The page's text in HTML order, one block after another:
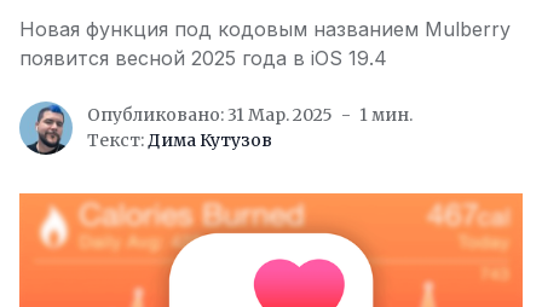
Новая функция под кодовым названием Mulberry
появится весной 2025 года в iOS 19.4
Опубликовано: 31 Мар. 2025
1 мин.
Текст:Дима Кутузов